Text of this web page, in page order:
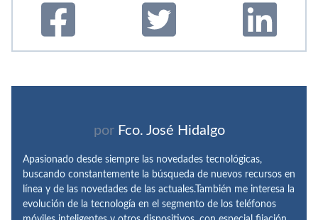
por Fco. José Hidalgo
Apasionado desde siempre las novedades tecnológicas,
buscando constantemente la búsqueda de nuevos recursos en
línea y de las novedades de las actuales.También me interesa la
evolución de la tecnología en el segmento de los teléfonos